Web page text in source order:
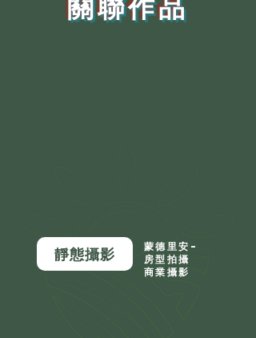
​關聯作品
靜態攝影
蒙德里安-
房型拍攝
商業攝影